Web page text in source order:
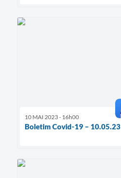
10 MAI 2023 - 16h00
Boletim Covid-19 – 10.05.23